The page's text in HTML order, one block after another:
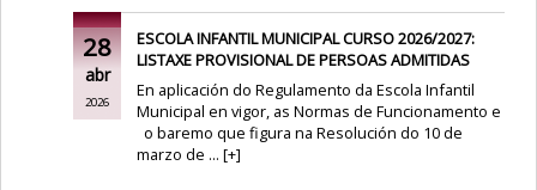
28
abr
2026
ESCOLA INFANTIL MUNICIPAL CURSO 2026/2027:
LISTAXE PROVISIONAL DE PERSOAS ADMITIDAS
En aplicación do Regulamento da Escola Infantil
Municipal en vigor, as Normas de Funcionamento e
o baremo que figura na Resolución do 10 de
marzo de ...[+]